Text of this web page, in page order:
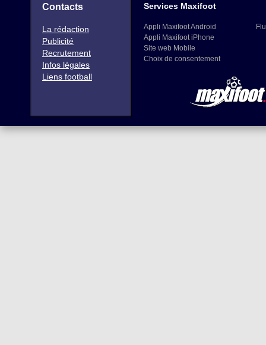
Contacts
La rédaction
Publicité
Recrutement
Infos légales
Liens football
Services Maxifoot
Appli Maxifoot Android
Appli Maxifoot iPhone
Site web Mobile
Choix de consentement